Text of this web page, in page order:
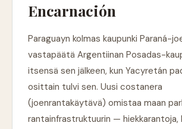
Encarnación
Paraguayn kolmas kaupunki Paraná-
vastapäätä Argentiinan Posadas-
itsensä sen jälkeen, kun Yacyretán
osittain tulvi sen. Uusi costanera
(joenrantakäytävä) omistaa maan
rantainfrastruktuurin — hiekkarantoja,